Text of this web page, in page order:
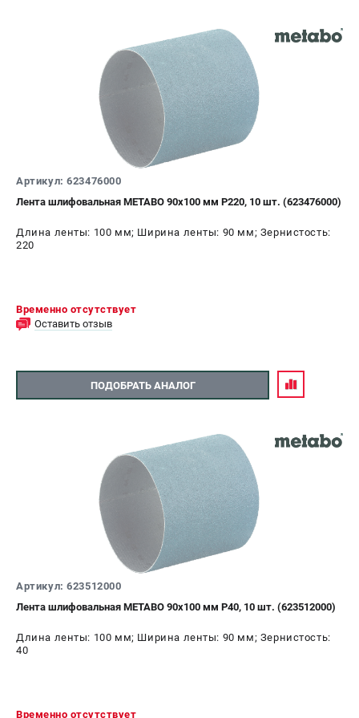
Артикул: 623476000
Лента шлифовальная METABO 90x100 мм P220, 10 шт. (623476000)
Длина ленты: 100 мм; Ширина ленты: 90 мм; Зернистость:
220
Временно отсутствует
Оставить отзыв
ПОДОБРАТЬ АНАЛОГ
Артикул: 623512000
Лента шлифовальная METABO 90x100 мм P40, 10 шт. (623512000)
Длина ленты: 100 мм; Ширина ленты: 90 мм; Зернистость:
40
Временно отсутствует